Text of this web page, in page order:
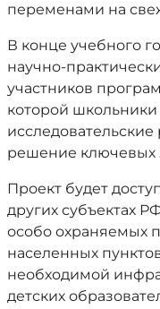
переменами на
В конце учебного
научно-
участников
которой
решение ключевых
Проект будет
других субъектах
особо охраняемых
населенных
необходимой
детских